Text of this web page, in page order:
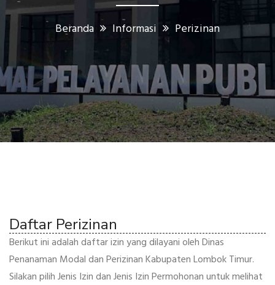
Beranda Informasi Perizinan
Daftar Perizinan
Berikut ini adalah daftar izin yang dilayani oleh Dinas
Penanaman Modal dan Perizinan Kabupaten Lombok Timur.
Silakan pilih Jenis Izin dan Jenis Izin Permohonan untuk melihat